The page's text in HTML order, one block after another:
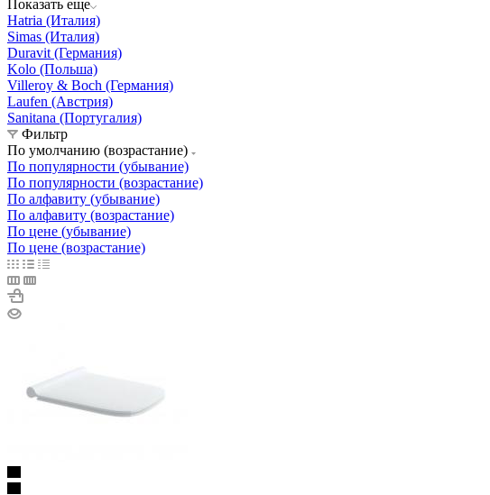
Показать еще
Hatria (Италия)
Simas (Италия)
Duravit (Германия)
Kolo (Польша)
Villeroy & Boch (Германия)
Laufen (Австрия)
Sanitana (Португалия)
Фильтр
По умолчанию (возрастание)
По популярности (убывание)
По популярности (возрастание)
По алфавиту (убывание)
По алфавиту (возрастание)
По цене (убывание)
По цене (возрастание)